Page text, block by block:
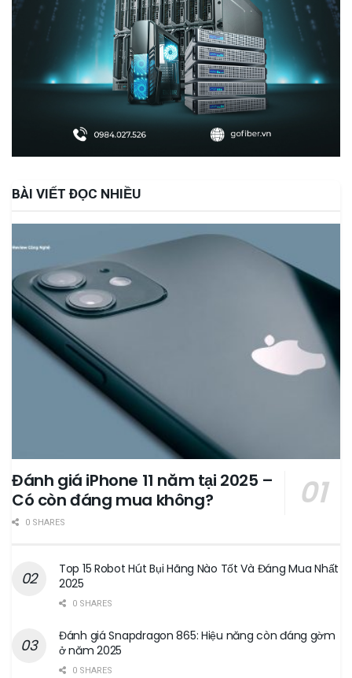
BÀI VIẾT ĐỌC NHIỀU
Đánh giá iPhone 11 năm tại 2025 –
Có còn đáng mua không?
0 SHARES
Top 15 Robot Hút Bụi Hãng Nào Tốt Và Đáng Mua Nhất
2025
0 SHARES
Đánh giá Snapdragon 865: Hiệu năng còn đáng gờm
ở năm 2025
0 SHARES